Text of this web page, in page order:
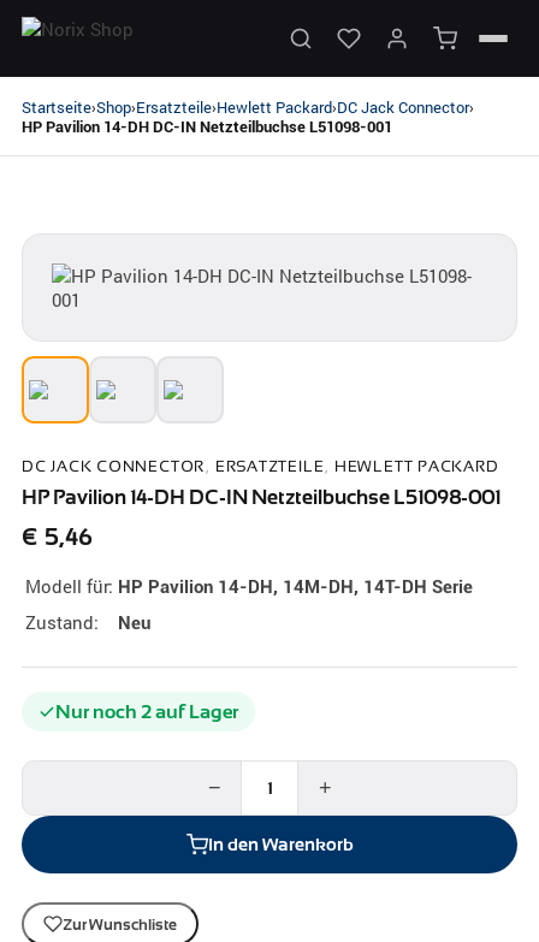
Startseite›Shop›Ersatzteile›Hewlett Packard›DC Jack Connector›
HP Pavilion 14-DH DC-IN Netzteilbuchse L51098-001
DC JACK CONNECTOR, ERSATZTEILE, HEWLETT PACKARD
HP Pavilion 14-DH DC-IN Netzteilbuchse L51098-001
€ 5,46
Modell für: HP Pavilion 14-DH, 14M-DH, 14T-DH Serie
Zustand: Neu
Nur noch 2 auf Lager
− +
In den Warenkorb
Zur Wunschliste